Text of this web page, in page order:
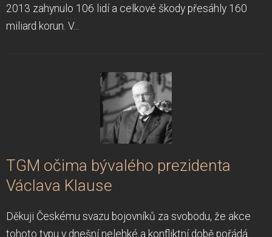
2013 zahynulo 106 lidí a celkové škody přesáhly 160
miliard korun. V...
TGM očima bývalého prezidenta
Václava Klause
Děkuji Českému svazu bojovníků za svobodu, že akce
tohoto typu v dnešní nelehké a konfliktní době pořádá.